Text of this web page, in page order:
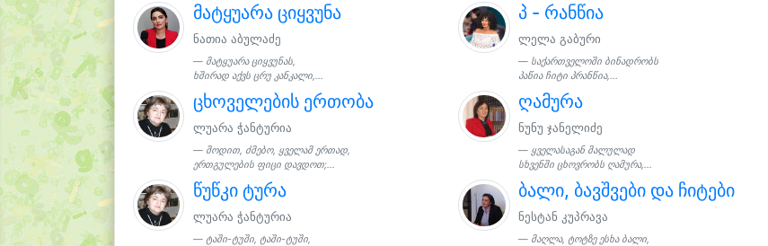
მატყუარა ციყვუნა
ნათია აბულაძე
მატყუარა ციყვუნას,
ხშირად აქვს ცრუ კანკალი,...
ცხოველების ერთობა
ლუარა ჭანტურია
მოდით, ძმებო, ყველამ ერთად,
ერთგულების ფიცი დავდოთ;...
წუწკი ტურა
ლუარა ჭანტურია
ტაში-ტუში, ტაში-ტუში,
პ - რანწია
ლელა გაბური
საქართველოში ბინადრობს
პაწია ჩიტი პრანწია,...
ღამურა
ნუნუ ჯანელიძე
ყველასაგან მალულად
სხვენში ცხოვრობს ღამურა,...
ბალი, ბავშვები და ჩიტები
ნესტან კუპრავა
მაღლა, ტოტზე ესხა ბალი,